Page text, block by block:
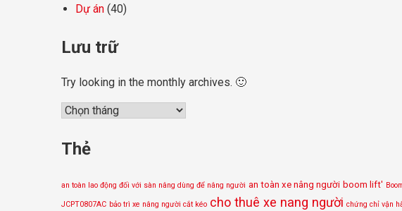
Dự án (40)
Lưu trữ
Try looking in the monthly archives. 🙂
Lưu
Thẻ
an toàn lao động đối với sàn nâng dùng để nâng người an toàn xe nâng người boom lift'
JCPT0807AC bảo trì xe nâng người cắt kéo cho thuê xe nang người chứng chỉ vận